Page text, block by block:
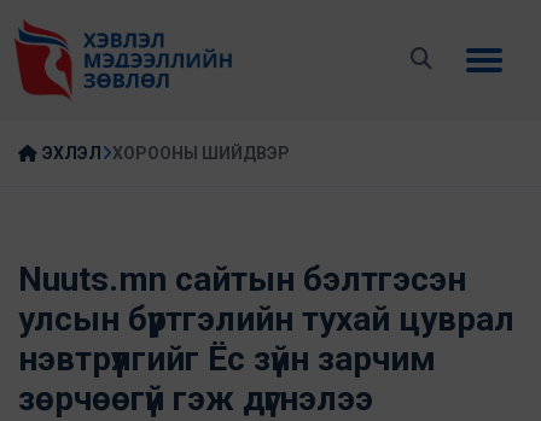
ЭХЛЭЛ ХОРООНЫ ШИЙДВЭР
Nuuts.mn сайтын бэлтгэсэн
улсын бүртгэлийн тухай цуврал
нэвтрүүлгийг Ёс зүйн зарчим
зөрчөөгүй гэж дүгнэлээ